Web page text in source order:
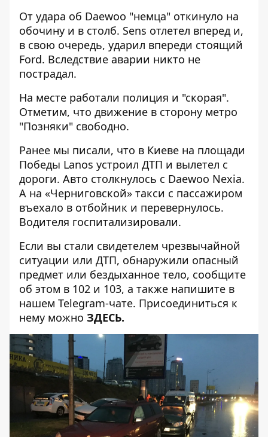
От удара об Daewoo "немца" откинуло на
обочину и в столб. Sens отлетел вперед и,
в свою очередь, ударил впереди стоящий
Ford. Вследствие аварии никто не
пострадал.
На месте работали полиция и "скорая".
Отметим, что движение в сторону метро
"Позняки" свободно.
Ранее мы писали, что в Киеве на площади
Победы Lanos устроил ДТП и вылетел с
дороги. Авто столкнулось с Daewoo Nexia.
А на «Черниговской» такси с пассажиром
въехало в отбойник и перевернулось.
Водителя госпитализировали.
Если вы стали свидетелем чрезвычайной
ситуации или ДТП, обнаружили опасный
предмет или бездыханное тело, сообщите
об этом в 102 и 103, а также напишите в
нашем Telegram-чате. Присоединиться к
нему можно ЗДЕСЬ.